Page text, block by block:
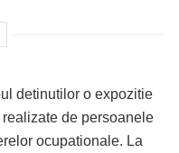
detinutilor o expozitie
de persoanele
ocupationale. La